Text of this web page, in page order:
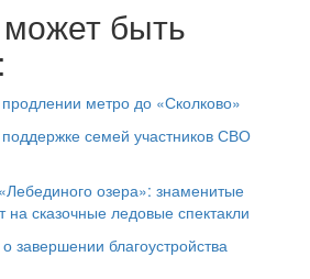
быть
метро до «Сколково»
семей участников СВО
озера»: знаменитые
сказочные ледовые спектакли
завершении благоустройства